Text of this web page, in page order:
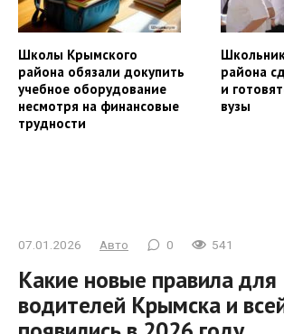
Школы Крымского
района обязали докупить
учебное оборудование
несмотря на финансовые
трудности
района
и
вузы
07.01.2026 Авто 0 541
Какие новые правила для
водителей Крымска и